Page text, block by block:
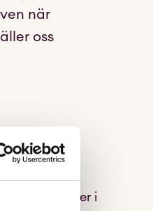
när
oss
insatser i